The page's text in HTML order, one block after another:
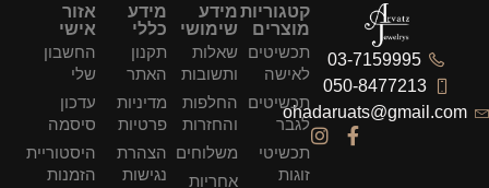
03-7159995
050-8477213
ohadaruats@gmail.com
קטגוריות
מוצרים
תכשיטים
לאישה
תכשיטים
לגבר
תכשיטי
זוגות
מידע
שימושי
שאלות
ותשובות
החלפות
והחזרות
משלוחים
אחריות
מידע
כללי
תקנון
האתר
מדיניות
פרטיות
הצהרת
נגישות
אזור
אישי
החשבון
שלי
עדכון
סיסמה
היסטוריית
הזמנות